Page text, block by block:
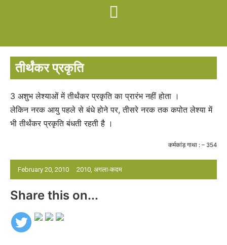
तीर्थंकर प्रकृति
February 20, 2010 2010 अगला-कदम
3 अशुभ लेश्याओं में तीर्थंकर प्रकृति का प्रारंभ नहीं होता ।
लेकिन नरक आयु पहले से बंधे होने पर, तीसरे नरक तक कपोत लेश्या में
भी तीर्थंकर प्रकृति बंधती रहती है ।
कर्मकांड़ गाथा : – 354
Share this on...